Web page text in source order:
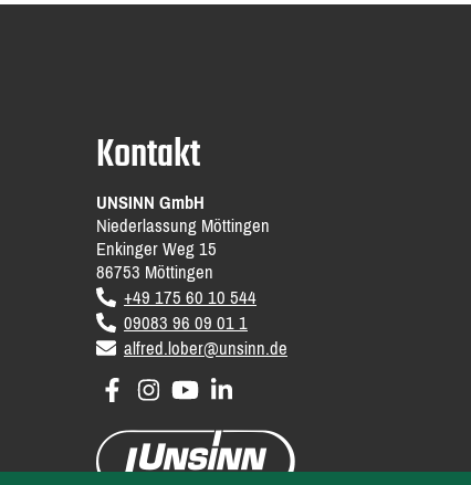
Kontakt
UNSINN GmbH
Niederlassung Möttingen
Enkinger Weg 15
86753Möttingen
DE +49 175 60 10 544
09083 96 09 01 1
email
alfred.lober@unsinn.de